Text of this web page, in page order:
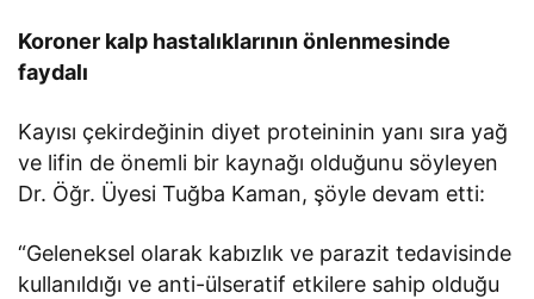
Koroner kalp hastalıklarının önlenmesinde
faydalı
Kayısı çekirdeğinin diyet proteininin yanı sıra yağ
ve lifin de önemli bir kaynağı olduğunu söyleyen
Dr. Öğr. Üyesi Tuğba Kaman, şöyle devam etti:
“Geleneksel olarak kabızlık ve parazit tedavisinde
kullanıldığı ve anti-ülseratif etkilere sahip olduğu